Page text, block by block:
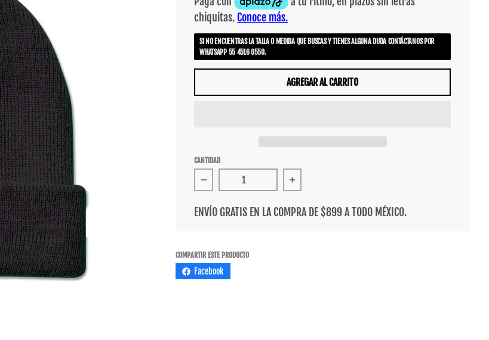
SI NO ENCUENTRAS LA TALLA O MEDIDA QUE BUSCAS Y TIENES ALGUNA DUDA CONTÁCTANOS POR
WHATSAPP 55 4516 0550.
AGREGAR AL CARRITO
CANTIDAD
Reducir cantidad para Beanie Primitive Wrangler Black
Aumentar cantidad para Beanie Primitive
ENVÍO GRATIS EN LA COMPRA DE $899 A TODO MÉXICO.
COMPARTIR ESTE PRODUCTO
Facebook